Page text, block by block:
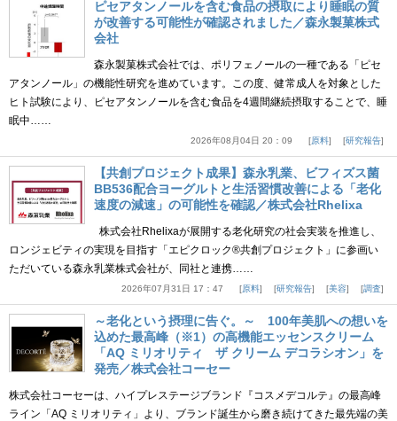
ピセアタンノールを含む食品の摂取により睡眠の質
が改善する可能性が確認されました／森永製菓株式
会社
森永製菓株式会社では、ポリフェノールの一種である「ピセ
アタンノール」の機能性研究を進めています。この度、健常成人を対象とした
ヒト試験により、ピセアタンノールを含む食品を4週間継続摂取することで、睡
眠中……
2026年08月04日 20：09 原料 研究報告
【共創プロジェクト成果】森永乳業、ビフィズス菌
BB536配合ヨーグルトと生活習慣改善による「老化
速度の減速」の可能性を確認／株式会社Rhelixa
株式会社Rhelixaが展開する老化研究の社会実装を推進し、
ロンジェビティの実現を目指す「エピクロック®共創プロジェクト」に参画い
ただいている森永乳業株式会社が、同社と連携……
2026年07月31日 17：47 原料 研究報告 美容 調査
～老化という摂理に告ぐ。～ 100年美肌への想いを
込めた最高峰（※1）の高機能エッセンスクリーム
「AQ ミリオリティ ザ クリーム デコラシオン」を
発売／株式会社コーセー
株式会社コーセーは、ハイプレステージブランド『コスメデコルテ』の最高峰
ライン「AQ ミリオリティ」より、ブランド誕生から磨き続けてきた最先端の美